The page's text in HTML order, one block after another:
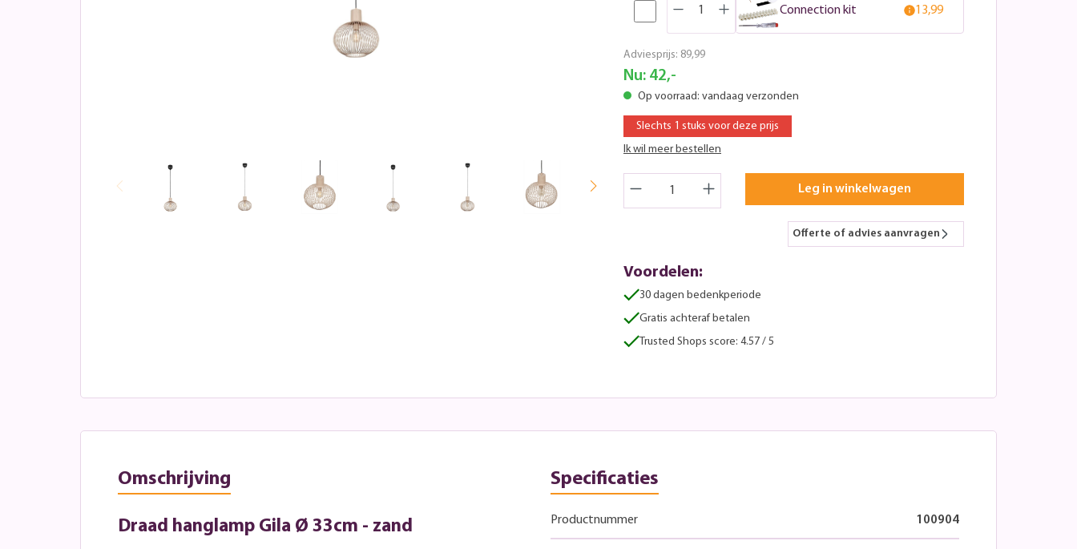
Connection kit 13,99
Adviesprijs: 89,99
Nu: 42,-
Op voorraad: vandaag verzonden
Slechts 1 stuks voor deze prijs
Ik wil meer bestellen
Leg in winkelwagen
Offerte of advies aanvragen
Voordelen:
30 dagen bedenkperiode
Gratis achteraf betalen
Trusted Shops score: 4.57 / 5
Omschrijving
Draad hanglamp Gila Ø 33cm - zand
Specificaties
Productnummer 100904